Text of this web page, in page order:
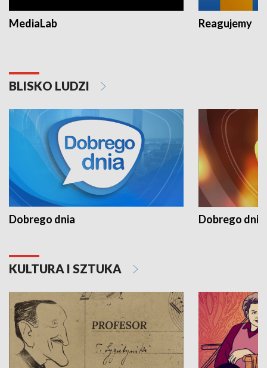
MediaLab Reagujemy
BLISKO LUDZI
Dobrego dnia Dobrego dnia
KULTURA I SZTUKA